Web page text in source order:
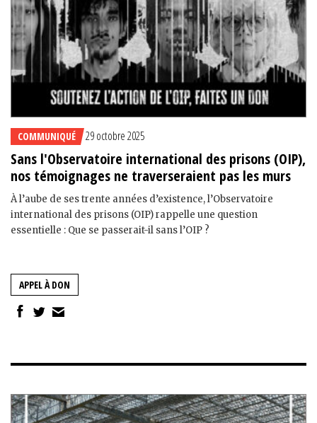
COMMUNIQUÉ 29 octobre 2025
Sans l'Observatoire international des prisons (OIP),
nos témoignages ne traverseraient pas les murs
À l’aube de ses trente années d’existence, l’Observatoire
international des prisons (OIP) rappelle une question
essentielle : Que se passerait-il sans l’OIP ?
APPEL À DON